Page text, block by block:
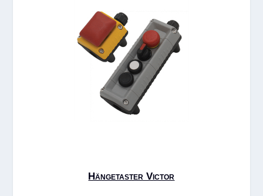
Hängetaster Victor